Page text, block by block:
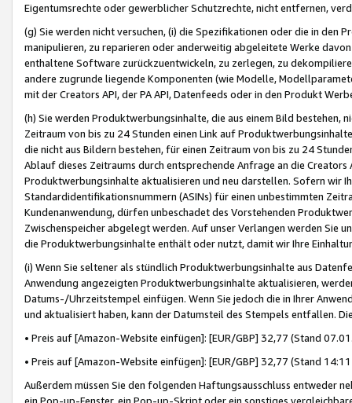
Eigentumsrechte oder gewerblicher Schutzrechte, nicht entfernen,
(g) Sie werden nicht versuchen, (i) die Spezifikationen oder die in
manipulieren, zu reparieren oder anderweitig abgeleitete Werke
enthaltene Software zurückzuentwickeln, zu zerlegen, zu
andere zugrunde liegende Komponenten (wie Modelle,
mit der Creators API, der PA API, Datenfeeds oder in den Produkt
(h) Sie werden Produktwerbungsinhalte, die aus einem Bild bestehen,
Zeitraum von bis zu 24 Stunden einen Link auf
die nicht aus Bildern bestehen, für einen Zeitraum von bis zu 24
Ablauf dieses Zeitraums durch entsprechende Anfrage an die
Produktwerbungsinhalte aktualisieren und neu darstellen. Sofern wir
Standardidentifikationsnummern (ASINs) für einen unbestimmten
Kundenanwendung, dürfen unbeschadet des Vorstehenden
Zwischenspeicher abgelegt werden. Auf unser Verlangen werden Sie
die Produktwerbungsinhalte enthält oder nutzt, damit wir Ihre
(i) Wenn Sie seltener als stündlich Produktwerbungsinhalte aus
Anwendung angezeigten Produktwerbungsinhalte aktualisieren,
Datums-/Uhrzeitstempel einfügen. Wenn Sie jedoch die in Ihrer
und aktualisiert haben, kann der Datumsteil des Stempels entfallen.
• Preis auf [Amazon-Website einfügen]: [EUR/GBP] 32,77 (Stand
• Preis auf [Amazon-Website einfügen]: [EUR/GBP] 32,77 (Stand
Außerdem müssen Sie den folgenden Haftungsausschluss entweder
ein Pop-up-Fenster, ein Pop-up-Skript oder ein sonstiges